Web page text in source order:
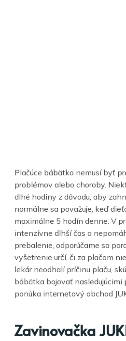
Plačúce bábätko nemusí byť
problémov alebo choroby.
dlhé hodiny z dôvodu, aby
normálne sa považuje, keď
maximálne 5 hodín denne. V
intenzívne dlhší čas a
prebalenie, odporúčame sa
vyšetrenie určí, či za plačom
lekár neodhalí príčinu plaču,
bábätka bojovať nasledujúcimi
ponúka internetový obchod
Zavinovačka